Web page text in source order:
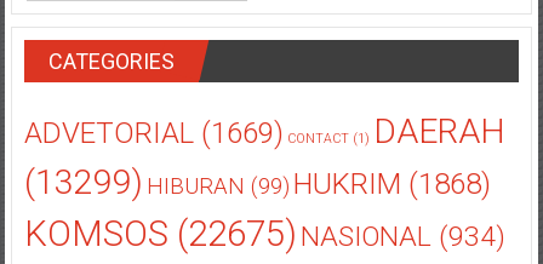
CATEGORIES
ADVETORIAL(1669) CONTACT(1) DAERAH
(13299) HIBURAN (99) HUKRIM (1868)
KOMSOS (22675) NASIONAL(934)